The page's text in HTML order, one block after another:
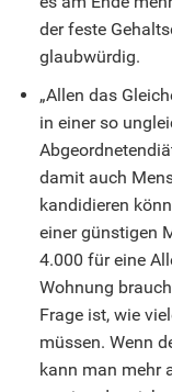
der feste
glaubwürdig.
„Allen das
in einer so
damit auch
kandidieren
einer günstigen
4.000 für eine
Wohnung
Frage ist, wie
müssen. Wenn
kann man mehr